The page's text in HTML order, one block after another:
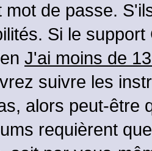
mot de passe.
Si le
J'ai moins de
suivre les
alors peut-être
requièrent